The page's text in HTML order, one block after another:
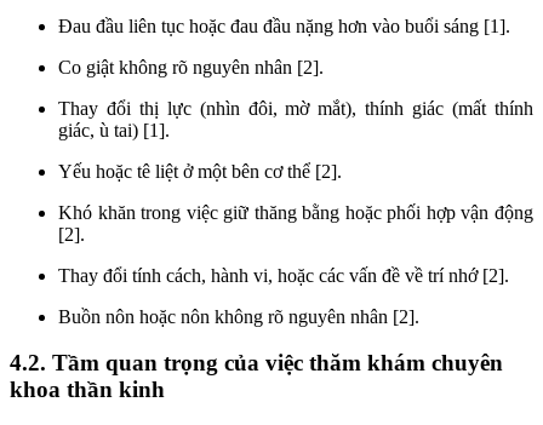
Đau đầu liên tục hoặc đau đầu nặng hơn vào buổi sáng [1].
Co giật không rõ nguyên nhân [2].
Thay đổi thị lực (nhìn đôi, mờ mắt), thính giác (mất thính
giác, ù tai) [1].
Yếu hoặc tê liệt ở một bên cơ thể [2].
Khó khăn trong việc giữ thăng bằng hoặc phối hợp vận động
[2].
Thay đổi tính cách, hành vi, hoặc các vấn đề về trí nhớ [2].
Buồn nôn hoặc nôn không rõ nguyên nhân [2].
4.2. Tầm quan trọng của việc thăm khám chuyên
khoa thần kinh